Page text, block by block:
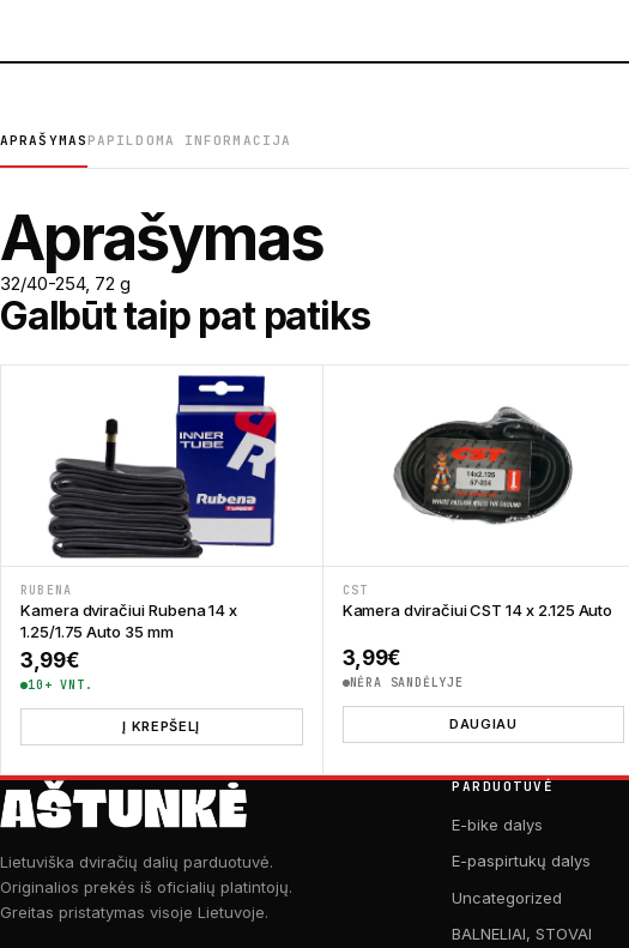
APRAŠYMAS PAPILDOMA INFORMACIJA
Aprašymas
32/40-254, 72 g
Galbūt taip pat patiks
RUBENA
Kamera dviračiui Rubena 14 x
1.25/1.75 Auto 35 mm
3,99€
10+ VNT.
Į KREPŠELĮ
CST
Kamera dviračiui CST 14 x 2.125 Auto
3,99€
NĖRA SANDĖLYJE
DAUGIAU
Lietuviška dviračių dalių parduotuvė.
Originalios prekės iš oficialių platintojų.
Greitas pristatymas visoje Lietuvoje.
PARDUOTUVĖ
E-bike dalys
E-paspirtukų dalys
Uncategorized
BALNELIAI, STOVAI